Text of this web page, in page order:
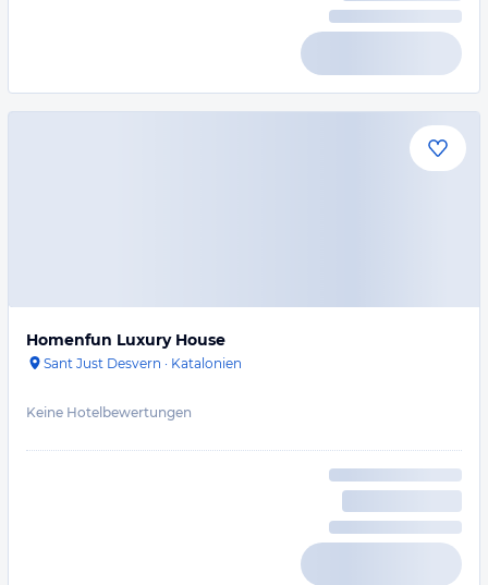
Homenfun Luxury House
Sant Just Desvern · Katalonien
Keine Hotelbewertungen